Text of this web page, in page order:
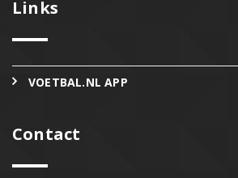
Links
VOETBAL.NL APP
Contact